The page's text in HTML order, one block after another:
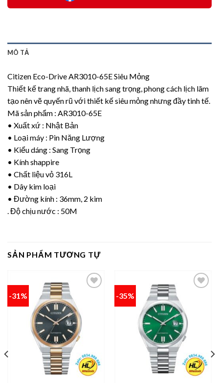
MÔ TẢ
Citizen Eco-Drive AR3010-65E Siêu Mỏng
Thiết kế trang nhã, thanh lịch sang trọng, phong cách lịch lãm
tạo nên vẽ quyến rũ với thiết kế siêu mỏng nhưng đầy tinh tế.
Mã sản phẩm : AR3010-65E
• Xuất xứ : Nhật Bản
• Loại máy : Pin Năng Lượng
• Kiểu dáng : Sang Trọng
• Kính shappire
• Chất liệu vỏ 316L
• Dây kim loại
• Đường kính : 36mm, 2 kim
. Độ chịu nước : 50M
SẢN PHẨM TƯƠNG TỰ
-31%
wishlist
-35%
wishlist